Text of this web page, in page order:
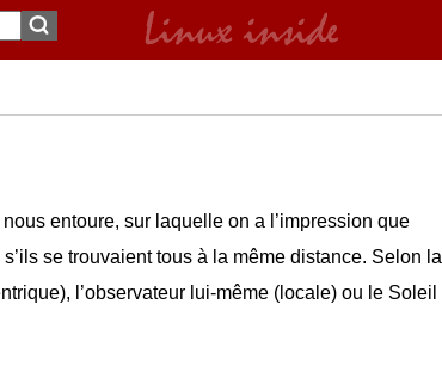
entoure, sur laquelle on a l’impression que
se trouvaient tous à la même distance. Selon la
l’observateur lui-même (locale) ou le Soleil